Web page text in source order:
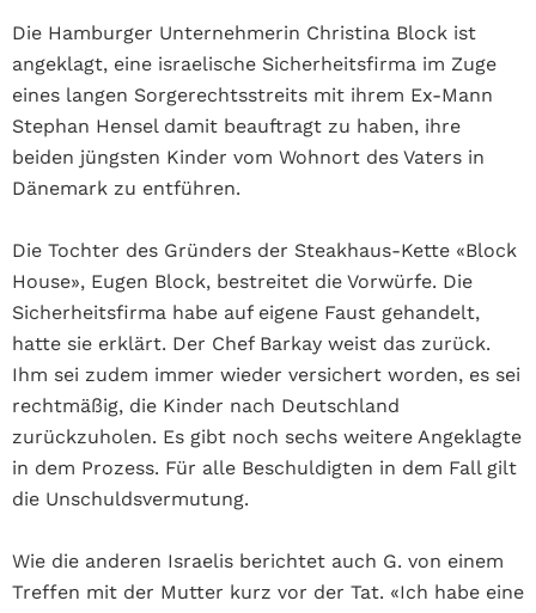
Die Hamburger Unternehmerin Christina Block ist
angeklagt, eine israelische Sicherheitsfirma im Zuge
eines langen Sorgerechtsstreits mit ihrem Ex-Mann
Stephan Hensel damit beauftragt zu haben, ihre
beiden jüngsten Kinder vom Wohnort des Vaters in
Dänemark zu entführen.
Die Tochter des Gründers der Steakhaus-Kette «Block
House», Eugen Block, bestreitet die Vorwürfe. Die
Sicherheitsfirma habe auf eigene Faust gehandelt,
hatte sie erklärt. Der Chef Barkay weist das zurück.
Ihm sei zudem immer wieder versichert worden, es sei
rechtmäßig, die Kinder nach Deutschland
zurückzuholen. Es gibt noch sechs weitere Angeklagte
in dem Prozess. Für alle Beschuldigten in dem Fall gilt
die Unschuldsvermutung.
Wie die anderen Israelis berichtet auch G. von einem
Treffen mit der Mutter kurz vor der Tat. «Ich habe eine